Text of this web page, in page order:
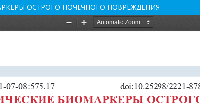
ОСТРОГО ПОЧЕЧНОГО ПОВРЕЖДЕНИЯ